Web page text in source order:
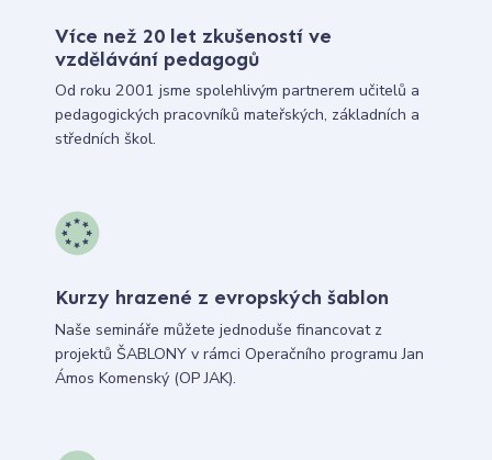
Více než 20 let zkušeností ve
vzdělávání pedagogů
Od roku 2001 jsme spolehlivým partnerem učitelů a
pedagogických pracovníků mateřských, základních a
středních škol.
Kurzy hrazené z evropských šablon
Naše semináře můžete jednoduše financovat z
projektů ŠABLONY v rámci Operačního programu Jan
Ámos Komenský (OP JAK).